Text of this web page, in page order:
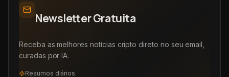
Newsletter Gratuita
Receba as melhores notícias cripto direto no seu email,
curadas por IA.
Resumos diários